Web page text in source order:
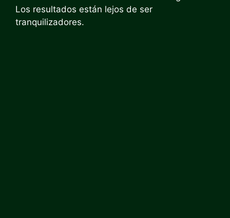
Los resultados están lejos de ser
tranquilizadores.